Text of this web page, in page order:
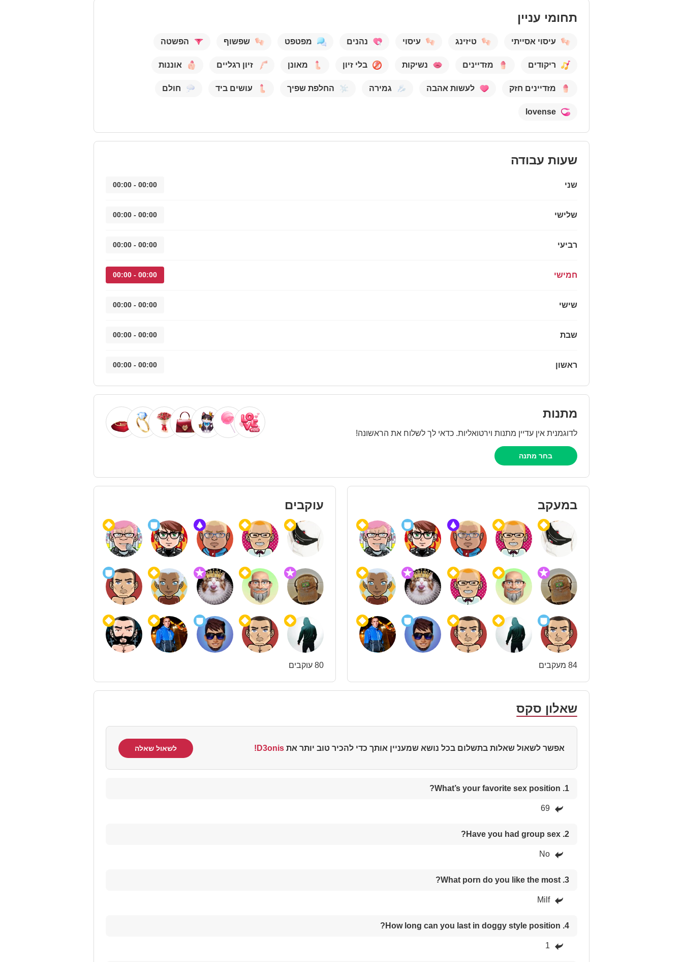
תחומי עניין
עיסוי אסייתי טיזינג עיסוי נהנים מפטפט שפשוף הפשטה
ריקודים מזדיינים נשיקות בלי זיון מאונן זיון רגליים אוננות
מזדיינים חזק לעשות אהבה גמירה החלפת שפיך עושים ביד חולם
lovense
שעות עבודה
שני 00:00 - 00:00
שלישי 00:00 - 00:00
רביעי 00:00 - 00:00
חמישי 00:00 - 00:00
שישי 00:00 - 00:00
שבת 00:00 - 00:00
ראשון 00:00 - 00:00
מתנות
לדוגמנית אין עדיין מתנות וירטואליות. כדאי לך לשלוח את הראשונה!
בחר מתנה
במעקב
84 מעקבים
עוקבים
80 עוקבים
שאלון סקס
אפשר לשאול שאלות בתשלום בכל נושא שמעניין אותך כדי להכיר טוב יותר את D3onis! לשאול שאלה
1. What’s your favorite sex position?
69
2. Have you had group sex?
No
3. What porn do you like the most?
Milf
4. How long can you last in doggy style position?
1